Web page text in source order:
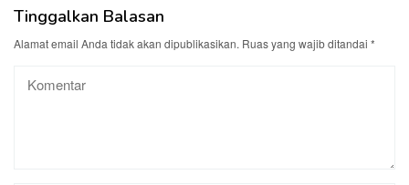
Tinggalkan Balasan
Alamat email Anda tidak akan dipublikasikan. Ruas yang wajib ditandai *